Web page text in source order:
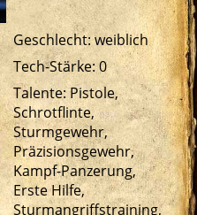
Geschlecht: weiblich
Tech-Stärke: 0
Talente: Pistole,
Schrotflinte,
Sturmgewehr,
Präzisionsgewehr,
Kampf-Panzerung,
Erste Hilfe,
Sturmangriffstraining,